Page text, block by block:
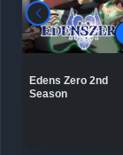
Edens Zero 2nd
Season